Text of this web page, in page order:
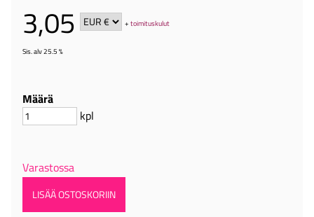
3,05 +toimituskulut
Sis. alv 25.5 %
Määrä
kpl
Varastossa